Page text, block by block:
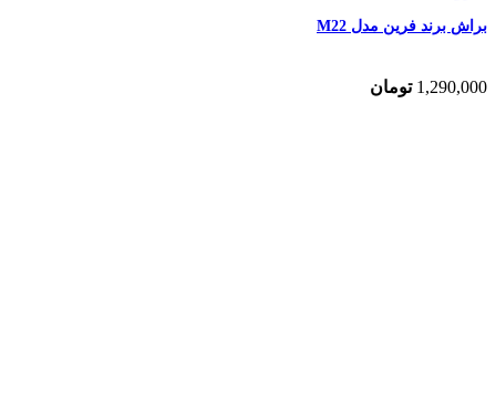
براش برند فرین مدل M22
1,290,000 تومان